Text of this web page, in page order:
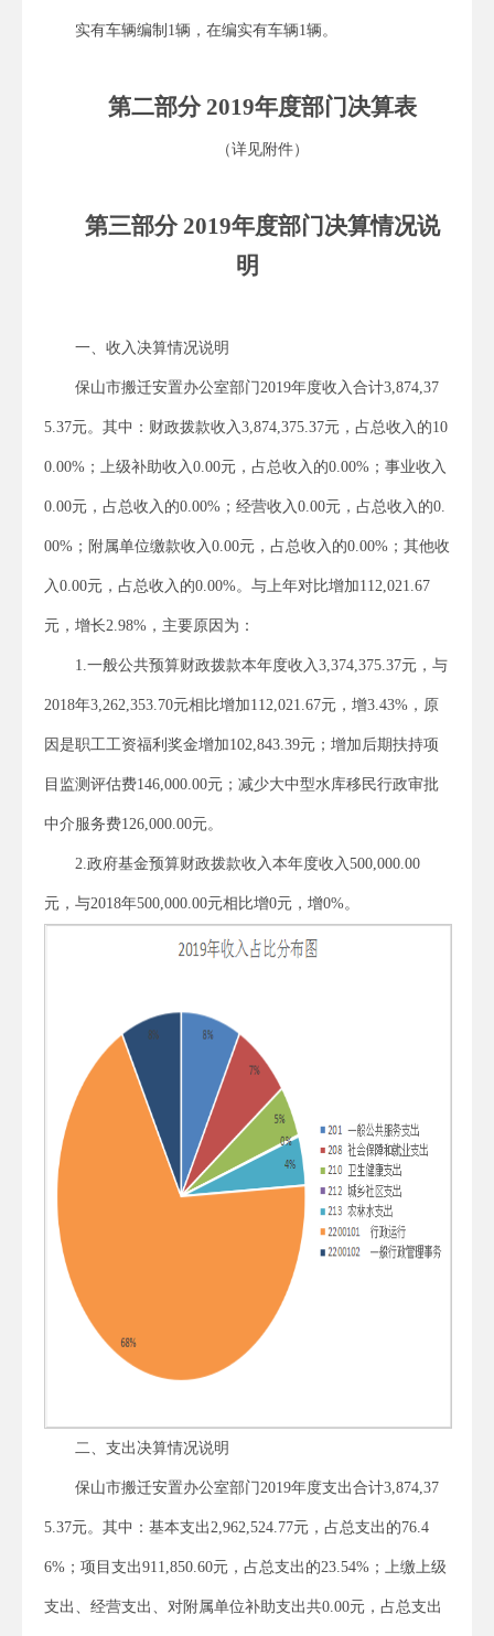
实有车辆编制1辆，在编实有车辆1辆。
第二部分 2019年度部门决算表
（详见附件）
第三部分 2019年度部门决算情况说
明
一、收入决算情况说明
保山市搬迁安置办公室部门2019年度收入合计3,874,37
5.37元。其中：财政拨款收入3,874,375.37元，占总收入的10
0.00%；上级补助收入0.00元，占总收入的0.00%；事业收入
0.00元，占总收入的0.00%；经营收入0.00元，占总收入的0.
00%；附属单位缴款收入0.00元，占总收入的0.00%；其他收
入0.00元，占总收入的0.00%。与上年对比增加112,021.67
元，增长2.98%，主要原因为：
1.一般公共预算财政拨款本年度收入3,374,375.37元，与
2018年3,262,353.70元相比增加112,021.67元，增3.43%，原
因是职工工资福利奖金增加102,843.39元；增加后期扶持项
目监测评估费146,000.00元；减少大中型水库移民行政审批
中介服务费126,000.00元。
2.政府基金预算财政拨款收入本年度收入500,000.00
元，与2018年500,000.00元相比增0元，增0%。
二、支出决算情况说明
保山市搬迁安置办公室部门2019年度支出合计3,874,37
5.37元。其中：基本支出2,962,524.77元，占总支出的76.4
6%；项目支出911,850.60元，占总支出的23.54%；上缴上级
支出、经营支出、对附属单位补助支出共0.00元，占总支出